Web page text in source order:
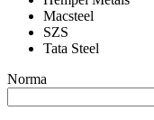
Macsteel
SZS
Tata Steel
Norma